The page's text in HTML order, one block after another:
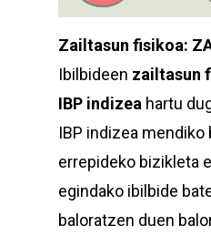
Zailtasun fisikoa:
Ibilbideen zailtasun
IBP indizea hartu
IBP indizea mendiko
errepideko bizikleta
egindako ibilbide
baloratzen duen